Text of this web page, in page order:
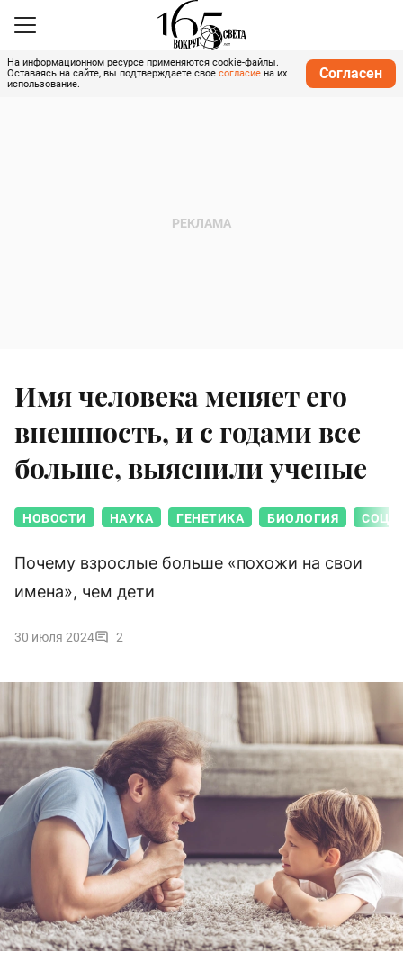
На информационном ресурсе применяются cookie-файлы.
Оставаясь на сайте, вы подтверждаете свое согласие на их
использование.
Согласен
Имя человека меняет его
внешность, и с годами все
больше, выяснили ученые
НОВОСТИ НАУКА ГЕНЕТИКА БИОЛОГИЯ
Почему взрослые больше «похожи на свои
имена», чем дети
30 июля 2024 2